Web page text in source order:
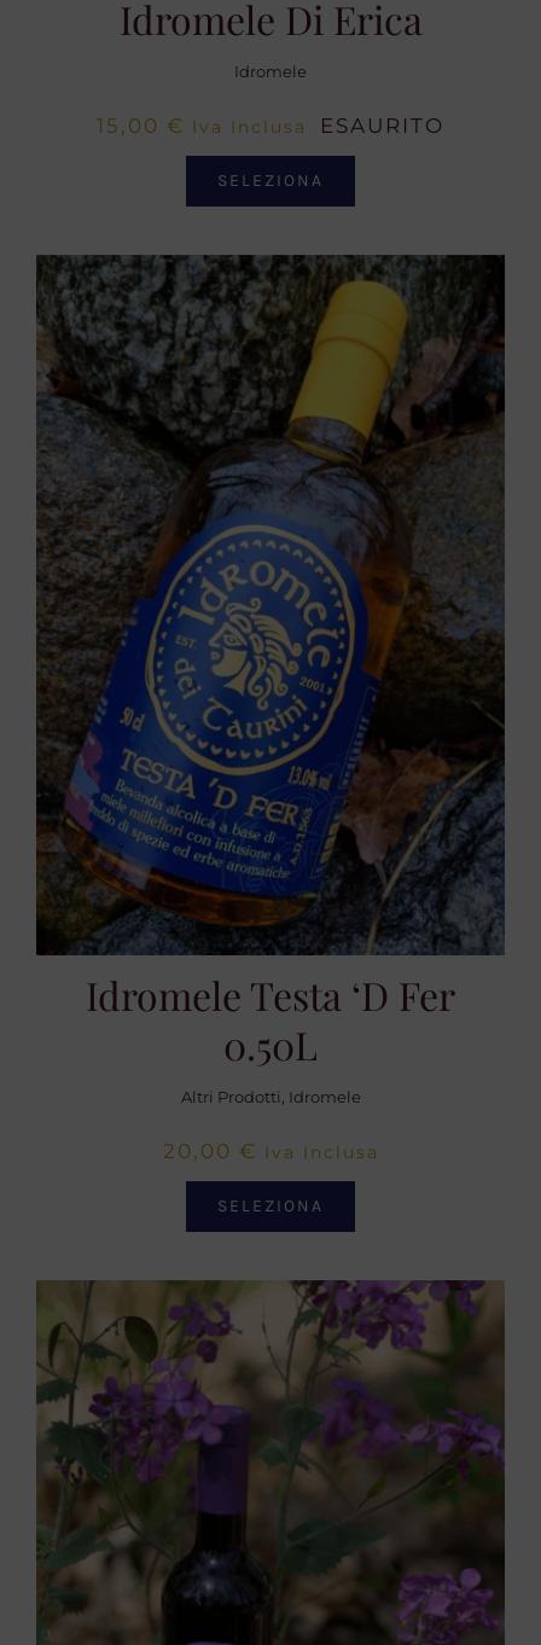
Idromele Di Erica
Idromele
15,00 € Iva Inclusa ESAURITO
SELEZIONA
Idromele Testa ‘d Fer
0.50L
Altri Prodotti, Idromele
20,00 € Iva Inclusa
SELEZIONA